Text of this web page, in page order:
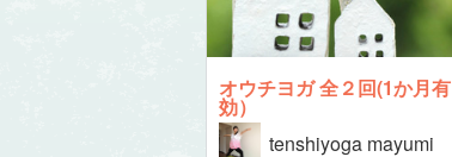
オウチヨガ 全２回(1か月有
効）
tenshiyoga mayumi